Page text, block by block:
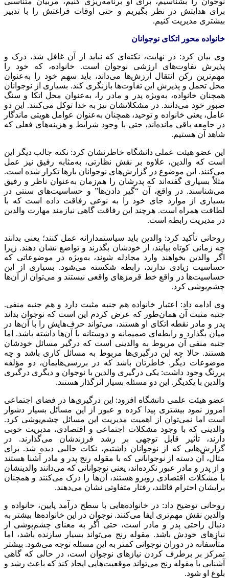
برای هدایتش در نظر بگیریم و حتی اوقات فراغتش را با تدبیر
بیشتری مدیریت کنیم.
خانواده محور اتکای نوجوانان
وی بیان کرد: در نهایت، نکته‌ای که نباید از آن غافل شد، درک و
پذیرش تفاوت‌های ارزشی نوجوان است. خانواده، که خود را
مهم‌ترین رکن انتقال ارزش‌ها می‌داند، باید سهم خود را به‌عنوان
محل تحمل و پذیرش این تفاوت‌ها بازنگری کند. بسیاری از نوجوانان
همچنان خانواده، به‌ویژه پدر و مادر را، به‌عنوان محل اتکا و سنگ
صبور خود می‌دانند. در مشکلاتشان نیز به خدا توکل می‌کنند. این دو
عامل، یعنی خانواده و توحید، همچنان به‌عنوان عوامل هویتی ماندگار
در جامعه باقی مانده‌اند، حتی با وجود شرایط و هزینه‌های فعلی که
شاهد آن هستیم.
این عضو هیئت عملی دانشگاه خاطرنشان کرد: نکته جالب دیگر این
است که والدین، علاوه بر نقش نظارتی، به‌مثابه رفیق نیز عمل
می‌کنند. این موضوع در گزارش‌های نوجوانان بارها تکرار شده است.
مثلاً بسیاری گفته‌اند که پدرشان را هم‌زمان به‌عنوان ناظر و رفیق
می‌شناسند. در واقع، آن “گیر دادن‌ها” و حساسیت‌های سنتی در
بسیاری از موارد جای خود را به نوعی رفاقت داده است که با
لطافت همراه است. هرچند این رفاقت گاهی نیازمند مهارت والدین
در مدیریت رابطه است.
روحانی تأکید کرد: والدین باید سیاستمدارانه عمل کنند؛ یعنی بدانند
چه زمانی کوتاه بیایند، از خودشان بگذرند و تواضع نشان دهند. زیرا
اگر والدین بخواهند وارد مجادله شوند، به‌ویژه در موضوعاتی که
حساسیت زیادی ندارند، رابطه شکسته می‌شود. بسیاری از این
حساسیت‌ها در واقع خط قرمزهای واقعی نیستند و می‌توان از آن‌ها
چشم‌پوشی کرد.
وی ادامه داد: اعتبار خانواده هم جنبه مثبت دارد و هم جنبه منفی.
جنبه مثبت آن همان‌طور که عرض کردم این است که نوجوان بداند
پدر و مادر نقطه اتکای او هستند، می‌تواند حرف‌هایش را با آن‌ها در
میان بگذارد و رابطه‌ای صمیمانه و دوستانه با آن‌ها داشته باشد. اما
جنبه منفی آن مربوط به والدینی است که درگیر مسائل خودشان
هستند. حالا چه این درگیری‌ها مربوط به مسائل کاری باشد و چه
موضوعات دیگر. خاطرتان باشد که در بررسی‌هایمان، دو مؤلفه
پررنگ وجود داشت: یکی درگیری والدین با نوجوان و دیگری درگیری
والدین با یکدیگر. این دو مسئله بسیار اثرگذار هستند.
عضو هیئت علمی دانشگاه افزود: این درگیری‌ها در فضای اجتماعی
امروز نمود بیشتری پیدا کرده و عبور از این مسائل بسیار دشوار
است اما نمی‌توان از اهمیت مدیریت این مسائل چشم‌پوشی کرد.
والدینی که با وجود مشکلات اجتماعی و اقتصادی، مدیریت خوبی
دارند، تأثیر قابل توجهی بر رشد فرزندشان می‌گذارند. در
گزارش‌هایی که از نوجوانان داشتیم، نکات جالبی دیده شد. برای
مثال، آن دسته از نوجوانانی که با مقوله رنج پدر و مادر آشنا هستند
و از پدر و مادر عبور نکرده‌اند، یعنی نوجوانانی که می‌دانند والدینشان
با مشکلات اقتصادی روبرو هستند، آن‌ها را درک می‌کنند و همچنان
برایشان احترام قائلند، رفتار متفاوتی نشان می‌دهند.
روحانی توضیح داد: در خانواده‌هایی با سطح درآمد پایین، خانواده و
والدین نقش مهم‌تری ایفا می‌کنند. نوجوان در این خانواده‌ها بیشتر به
دنبال راحتی پدر و مادر است، حتی اگر به معنای چشم‌پوشی از
نیازهای خودش باشد. مقوله رنج می‌تواند بسیار سازنده باشد، اما
متأسفانه در دوران نوجوانی کمتر به این مسئله توجه می‌شود. بیشتر
تمرکز بر برطرف کردن نیازهای نوجوان است، در حالی که گاهی
آشنایی با مقوله رنج می‌تواند موقعیت‌هایی ایجاد کند که باعث رشد و
بلوغ او شود.